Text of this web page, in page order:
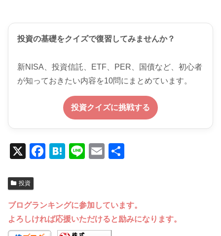
投資の基礎をクイズで復習してみませんか？
新NISA、投資信託、ETF、PER、国債など、初心者
が知っておきたい内容を10問にまとめています。
投資クイズに挑戦する
X
F
e
b
o
H
n
a
Li
E
投資
ブログランキングに参加しています。
よろしければ応援いただけると励みになります。